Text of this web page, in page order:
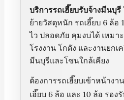
บริการรถเฮี๊ยบรับจ้างมีนบุรี
ย้ายวัสดุหนัก รถเฮี๊ยบ 6 ล้อ
ไว ปลอดภัย คุมงบได้ เหมา
โรงงาน โกดัง และงานยกเ
มีนบุรีและโซนใกล้เคียง
ต้องการรถเฮี๊ยบเข้าหน้างา
เฮี๊ยบ 6 ล้อ และ 10 ล้อ รอง